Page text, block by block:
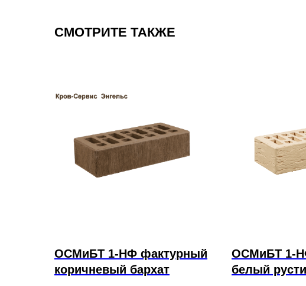
СМОТРИТЕ ТАКЖЕ
ОСМиБТ 1-НФ фактурный
коричневый бархат
ОСМиБТ 1-
белый